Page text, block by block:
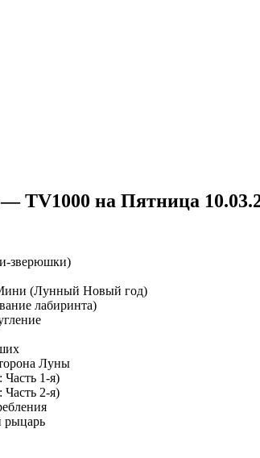
—TV1000 на Пятница
зверюшки)
(Лунный Новый год)
лабиринта)
Луны
1-я)
2-я)
рыцарь